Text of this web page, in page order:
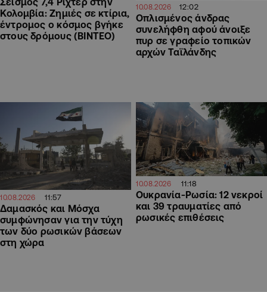
Κολομβία: Ζημιές σε κτίρια,
έντρομος ο κόσμος βγήκε
στους δρόμους (ΒΙΝΤΕΟ)
10.08.2026 12:02
Οπλισμένος άνδρας
συνελήφθη αφού άνοιξε
πυρ σε γραφείο τοπικών
αρχών Ταϊλάνδης
10.08.2026 11:57
Δαμασκός και Μόσχα
συμφώνησαν για την τύχη
των δύο ρωσικών βάσεων
στη χώρα
10.08.2026 11:18
Ουκρανία-Ρωσία: 12 νεκροί
και 39 τραυματίες από
ρωσικές επιθέσεις